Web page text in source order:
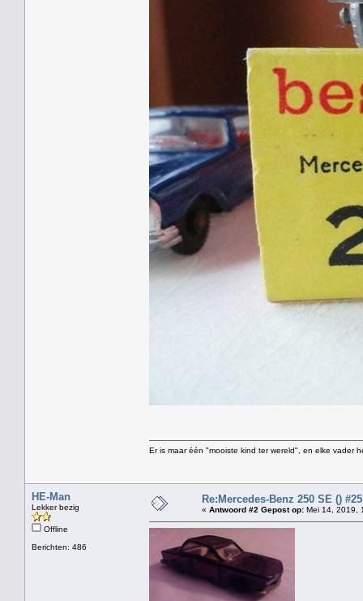
Er is maar één "mooiste kind ter wereld", en elke vader
HE-Man
Lekker bezig
Offline
Berichten: 486
Re:Mercedes-Benz 250 SE ()
« Antwoord #2 Gepost op: Mei 14, 2019,